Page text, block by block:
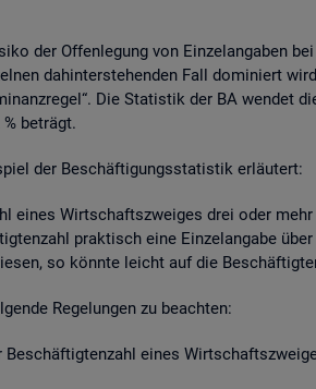
der Of­fen­le­gung von Ein­zel­an­ga­ben
da­hin­ter­ste­hen­den Fall do­mi­niert
Die Sta­tis­tik der BA wen­det
be­trägt.
der Be­schäf­ti­gungs­sta­tis­tik er­läu­tert:
eines Wirt­schafts­zwei­ges drei oder
prak­tisch eine Ein­zel­an­ga­be
so könn­te leicht auf die
Re­ge­lun­gen zu be­ach­ten:
Be­schäf­tig­ten­zahl eines